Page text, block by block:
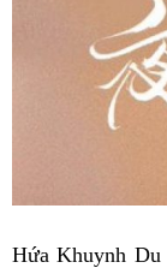
Hứa Khuynh